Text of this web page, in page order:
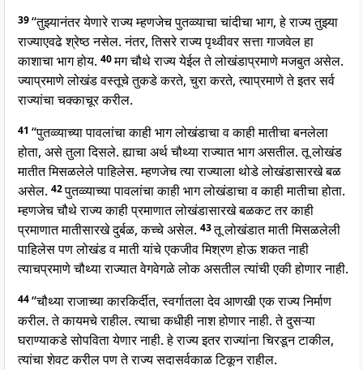
39“तुझ्यानंतर येणारे राज्य म्हणजेच पुतव्व्याचा चांदीचा भाग, हे राज्य तुझ्या
राज्याएवढे श्रेष्ठ नसेल. नंतर, तिसरे राज्य पृथ्वीवर सत्ता गाजवेल हा
काशाचा भाग होय. 40मग चौथे राज्य येईल ते लोखंडाप्रमाणे मजबुत असेल.
ज्याप्रमाणे लोखंड वस्तूचे तुकडे करते, चुरा करते, त्याप्रमाणे ते इतर सर्व
राज्यांचा चक्काचूर करील.
41 “पुतव्व्याच्या पावलांचा काही भाग लोखंडाचा व काही मातीचा बनलेला
होता, असे तुला दिसले. ह्याचा अर्थ चौथ्या राज्यात भाग असतील. तू लोखंड
मातीत मिसळलेले पाहिलेस. म्हणजेच त्या राज्याला थोडे लोखंडासारखे बळ
असेल. 42पुतव्व्याच्या पावलांचा काही भाग लोखंडाचा व काही मातीचा होता.
म्हणजेच चौथे राज्य काही प्रमाणात लोखंडासारखे बळकट तर काही
प्रमाणात मातीसारखे दुर्बळ, कच्चे असेल. 43तू लोखंडात माती मिसळलेली
पाहिलेस पण लोखंड व माती यांचे एकजीव मिश्रण होऊ शकत नाही
त्याचप्रमाणे चौथ्या राज्यात वेगवेगळे लोक असतील त्यांची एकी होणार नाही.
44“चौथ्या राजाच्या कारकिर्दीत, स्वर्गातला देव आणखी एक राज्य निर्माण
करील. ते कायमचे राहील. त्याचा कधीही नाश होणार नाही. ते दुसऱ्या
घराण्याकडे सोपविता येणार नाही. हे राज्य इतर राज्यांना चिरडून टाकील,
त्यांचा शेवट करील पण ते राज्य सदासर्वकाळ टिकून राहील.